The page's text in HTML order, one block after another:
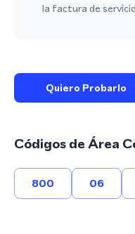
la factura de
Quiero Probarlo
Códigos de Área
800 06